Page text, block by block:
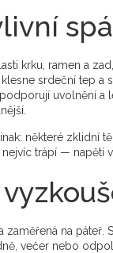
krku, ramen a
srdeční tep a
uvolnění
některé zklidní
trápí — napětí
zaměřená na
večer nebo